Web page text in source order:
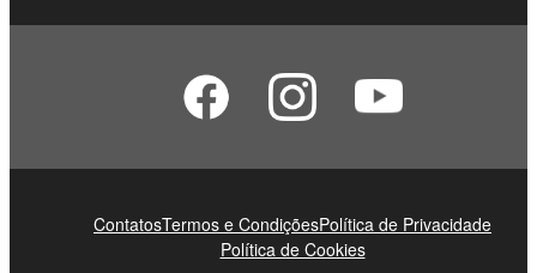
ContatosTermos e CondiçõesPolítica de Privacidade
Política de Cookies